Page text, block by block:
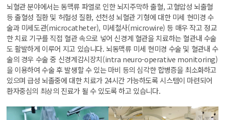
뇌혈관 분야에서는 동맥류 파열로 인한 뇌지주막하 출혈, 고혈압성 뇌출혈
등 출혈성 질환 및 허헐성 질환, 선천성 뇌혈관 기형에 대한 미세 현미경 수
술과 미세도관(microcatheter), 미세철사(microwire) 등 매우 작고 정교
한 치료 기구를 직접 혈관 속으로 넣어 신경계 혈관을 치료하는 혈관내 수술
도 활발하게 이루어 지고 있습니다. 뇌동맥류 미세 현미경 수술 및 혈관내 수
술의 경우 수술 중 신경계감시장치(intra neuro-operative monitoring)
을 이용하여 수술 후 발생할 수 있는 마비 등의 심각한 합병증을 최소화하고
있으며 급성 뇌졸중에 대한 치료가 24시간 가능하도록 시스템이 마련되어
환자중심의 최상의 진료가 될 수 있도록 하고 있습니다.